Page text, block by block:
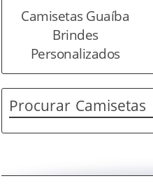
Camisetas Guaíba
Brindes
Personalizados
Procurar Camisetas